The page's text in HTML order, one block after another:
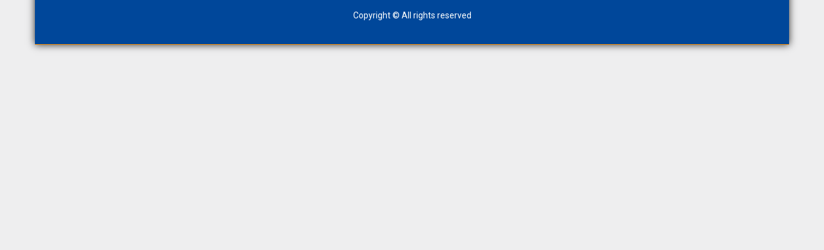
Copyright © All rights reserved